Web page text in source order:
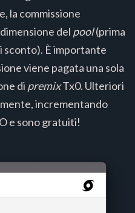
la commissione
del pool(prima
sconto). È importante
viene pagata una sola
di premixTx0. Ulteriori
incrementando
e sono gratuiti!